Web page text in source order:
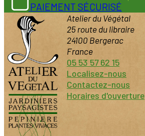
PAIEMENT SÉCURISÉ
Atelier du Végétal
25 route du libraire
24100 Bergerac
France
05 53 57 62 15
Localisez-nous
Contactez-nous
Horaires d'ouverture